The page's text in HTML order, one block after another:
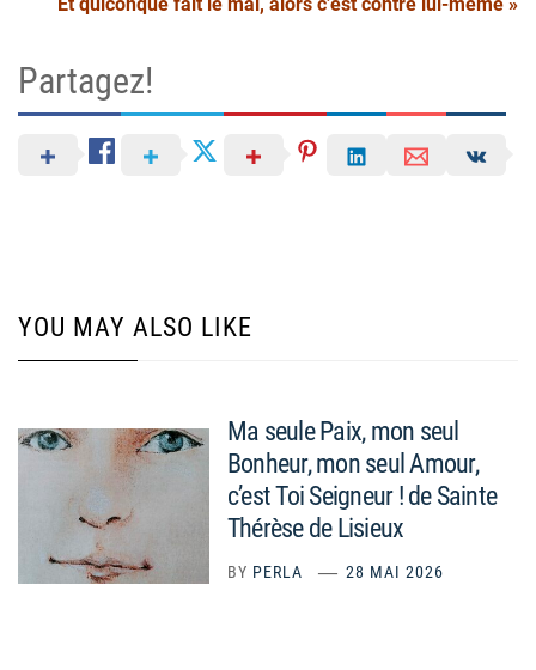
Partagez!
YOU MAY ALSO LIKE
Ma seule Paix, mon seul
Bonheur, mon seul Amour,
c’est Toi Seigneur ! de Sainte
Thérèse de Lisieux
BY PERLA 28 MAI 2026